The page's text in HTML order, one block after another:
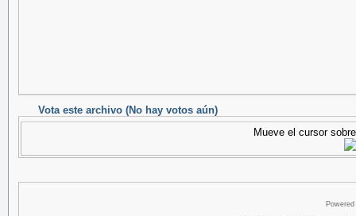
Vota este archivo (No hay votos aún)
Mueve el cursor